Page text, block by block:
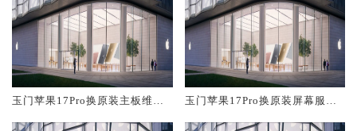
玉门苹果17Pro换原装主板维修
玉门苹果17Pro换原装屏幕服务